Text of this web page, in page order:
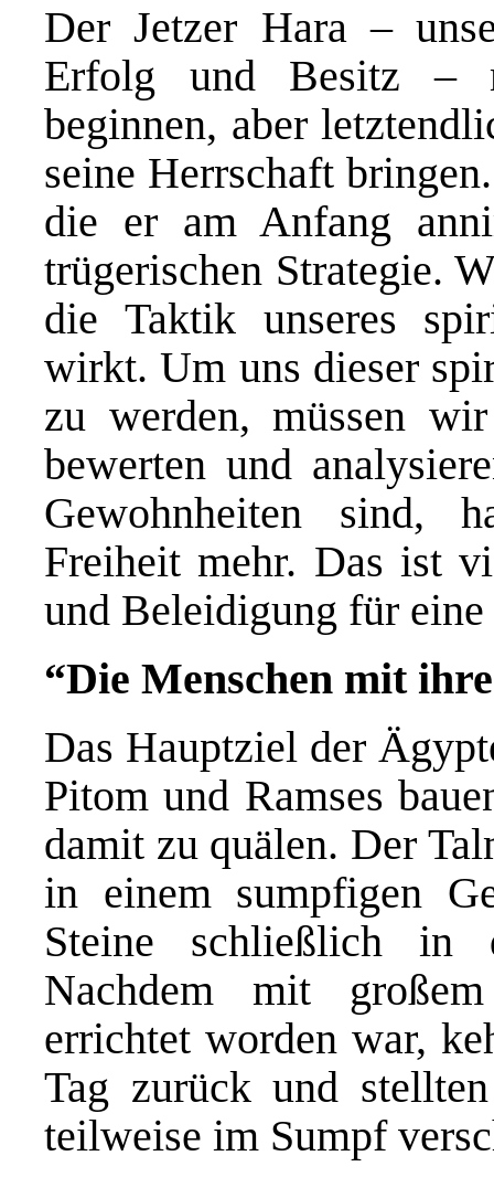
Der Jetzer Hara –
Erfolg und Besitz –
beginnen, aber
seine Herrschaft
die er am Anfang
trügerischen Strategie.
die Taktik unseres
wirkt. Um uns dieser
zu werden, müssen
bewerten und
Gewohnheiten sind,
Freiheit mehr. Das ist
und Beleidigung für
“Die Menschen mit
Das Hauptziel der
Pitom und Ramses
damit zu quälen. Der
in einem sumpfigen
Steine schließlich in
Nachdem mit
errichtet worden war,
Tag zurück und
teilweise im Sumpf